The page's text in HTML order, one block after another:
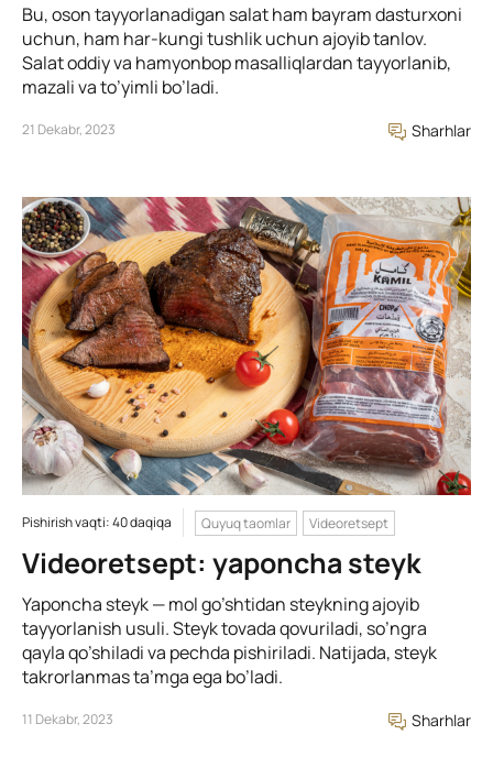
Bu, oson tayyorlanadigan salat ham bayram dasturxoni
uchun, ham har-kungi tushlik uchun ajoyib tanlov.
Salat oddiy va hamyonbop masalliqlardan tayyorlanib,
mazali va to’yimli bo’ladi.
21 Dekabr, 2023 Sharhlar
Pishirish vaqti: 40 daqiqa Quyuq taomlar Videoretsept
Videoretsept: yaponcha steyk
Yaponcha steyk — mol go’shtidan steykning ajoyib
tayyorlanish usuli. Steyk tovada qovuriladi, so’ngra
qayla qo’shiladi va pechda pishiriladi. Natijada, steyk
takrorlanmas ta’mga ega bo’ladi.
11 Dekabr, 2023 Sharhlar